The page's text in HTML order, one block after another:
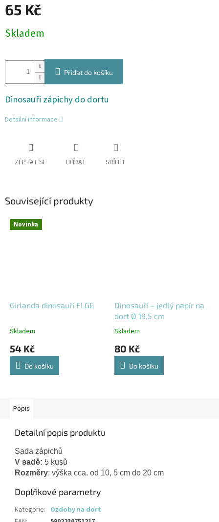
65 Kč
cena:
Skladem
Přidat do košíku
Dinosauři zápichy do dortu
Detailní informace
ZEPTAT SE HLÍDAT SDÍLET
Související produkty
Novinka
Girlanda dinosauři FLG6
Skladem
54 Kč
Do košíku
Dinosauři – jedlý papír na
dort Ø 19,5 cm
Skladem
80 Kč
Do košíku
Popis
Detailní popis produktu
Sada zápichů
V sadě: 5 kusů
Rozměry
Doplňkové parametry
Kategorie: Ozdoby na dort